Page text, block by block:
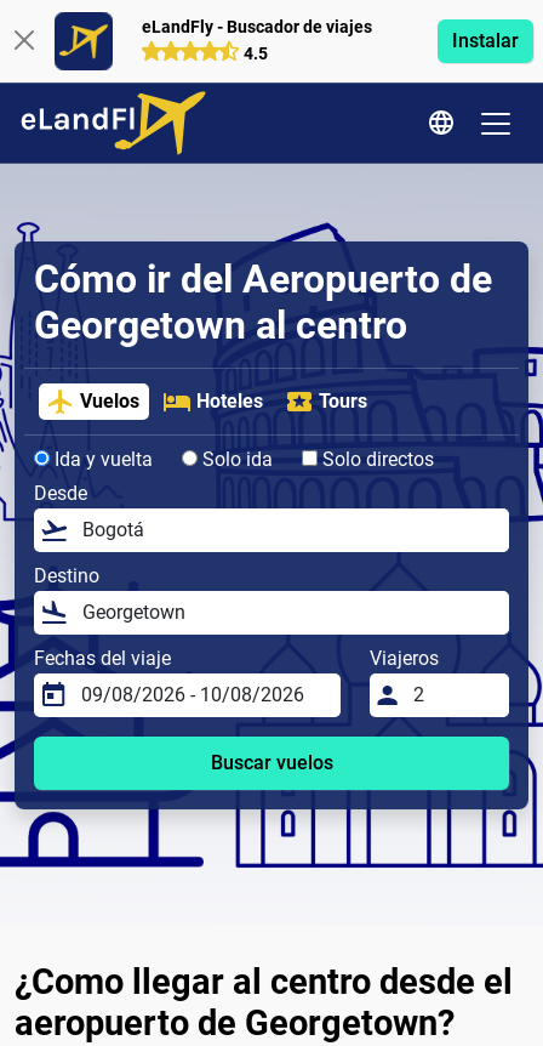
eLandFly - Buscador de viajes
4.5
Instalar
Cómo ir del Aeropuerto de
Georgetown al centro
Vuelos Hoteles Tours
Ida y vuelta Solo ida
Solo directos
Desde
Destino
Fechas del viaje Viajeros
Buscar vuelos
¿Como llegar al centro desde el
aeropuerto de Georgetown?